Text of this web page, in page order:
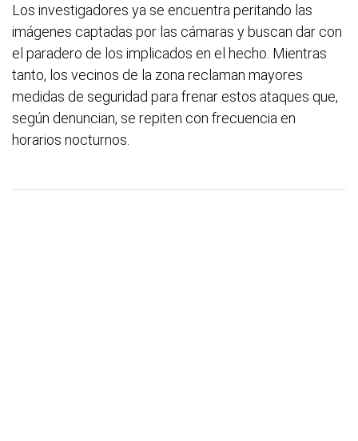
Los investigadores ya se encuentra peritando las
imágenes captadas por las cámaras y buscan dar con
el paradero de los implicados en el hecho. Mientras
tanto, los vecinos de la zona reclaman mayores
medidas de seguridad para frenar estos ataques que,
según denuncian, se repiten con frecuencia en
horarios nocturnos.